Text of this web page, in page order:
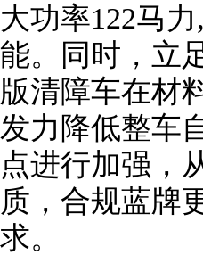
大功率122马
能。同时，立
版清障车在材
发力降低整车
点进行加强，
质，合规蓝牌
求。